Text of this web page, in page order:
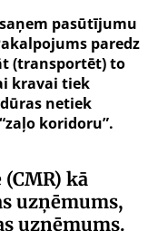
pasūtījumu
paredz
(transportēt) to
kravai tiek
netiek
koridoru”.
kā
uzņēmums,
uzņēmums.